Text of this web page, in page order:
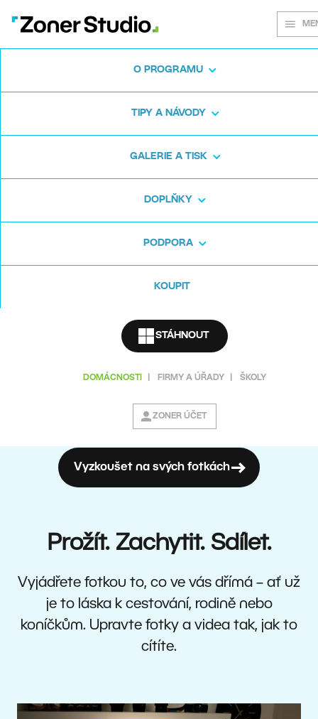
O PROGRAMU
TIPY A NÁVODY
GALERIE A TISK
DOPLŇKY
PODPORA
KOUPIT
STÁHNOUT
DOMÁCNOSTI FIRMY A ÚŘADY ŠKOLY
ZONER ÚČET
Na každém
snímku záleží
Vyzkoušet na svých fotkách
Prožít. Zachytit. Sdílet.
Vyjádřete fotkou to, co ve vás dřímá – ať už
je to láska k cestování, rodině nebo
koníčkům. Upravte fotky a videa tak, jak to
cítíte.